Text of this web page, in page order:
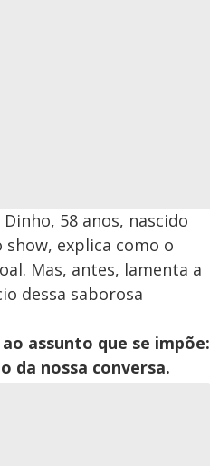
58 anos, nascido
explica como o
Mas, antes, lamenta a
dessa saborosa
assunto que se impõe:
da nossa conversa.